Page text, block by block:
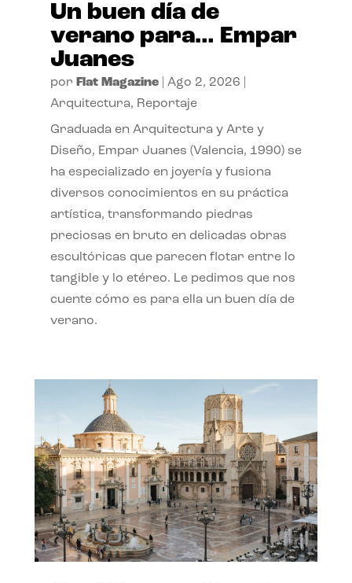
Un buen día de
verano para… Empar
Juanes
por Flat Magazine| Ago 2, 2026
Arquitectura, Reportaje
Graduada en Arquitectura y Arte y
Diseño, Empar Juanes (Valencia, 1990) se
ha especializado en joyería y fusiona
diversos conocimientos en su práctica
artística, transformando piedras
preciosas en bruto en delicadas obras
escultóricas que parecen flotar entre lo
tangible y lo etéreo. Le pedimos que nos
cuente cómo es para ella un buen día de
verano.